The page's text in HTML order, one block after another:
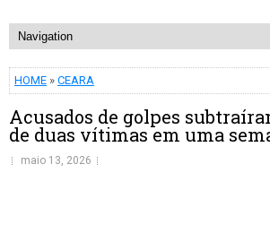
HOME » CEARA
Acusados de golpes
de duas vítimas em uma
maio 13, 2026